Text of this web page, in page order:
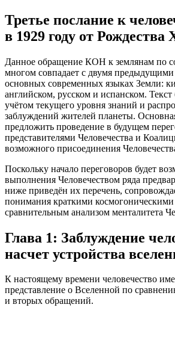
Третье послание к
в 1929 году от Рождества
Данное обращение КОН к землянам по
многом совпадает с двумя предыдущими
основных современных языках Земли:
английском, русском и испанском.
учётом текущего уровня знаний и
заблуждений жителей планеты.
предложить проведение в будущем
представителями Человечества и
возможного присоединения
Поскольку начало переговоров будет
выполнения Человечеством ряда
ниже приведён их перечень,
понимания краткими
сравнительным анализом менталитета
Глава 1: Заблуждение
насчет устройства
К настоящему времени человечество
представление о Вселенной по
и вторых обращений.